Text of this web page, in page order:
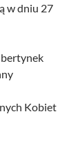
w dniu 27
Kobiet